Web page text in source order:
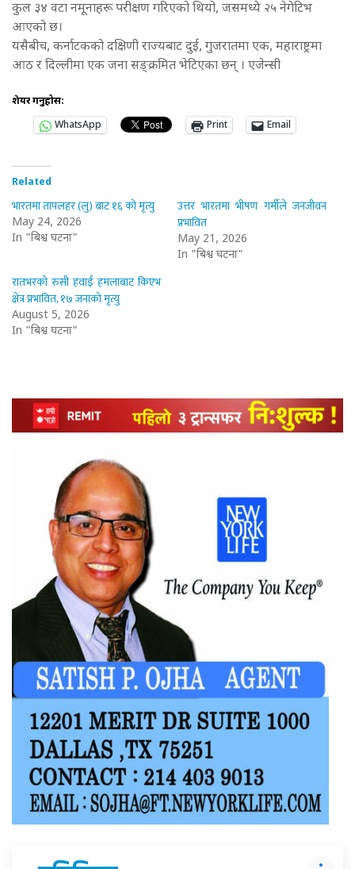
कुल ३४ वटा नमूनाहरू परीक्षण गरिएको थियो, जसमध्ये २५ नेगेटिभ
आएको छ।
यसैबीच, कर्नाटकको दक्षिणी राज्यबाट दुई, गुजरातमा एक, महाराष्ट्रमा
आठ र दिल्लीमा एक जना सङ्क्रमित भेटिएका छन् । एजेन्सी
शेयर गर्नुहोस:
WhatsApp
Print Email
Related
भारतमा तापलहर (लु) बाट १६ को मृत्यु
May 24, 2026
In "बिश्व घटना"
उत्तर भारतमा भीषण गर्मीले जनजीवन
प्रभावित
May 21, 2026
In "बिश्व घटना"
रातभरको रुसी हवाई हमलाबाट किएभ
क्षेत्र प्रभावित, १७ जनाको मृत्यु
August 5, 2026
In "बिश्व घटना"